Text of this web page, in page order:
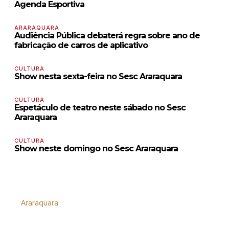
Agenda Esportiva
ARARAQUARA
Audiência Pública debaterá regra sobre ano de
fabricação de carros de aplicativo
CULTURA
Show nesta sexta-feira no Sesc Araraquara
CULTURA
Espetáculo de teatro neste sábado no Sesc
Araraquara
CULTURA
Show neste domingo no Sesc Araraquara
Araraquara